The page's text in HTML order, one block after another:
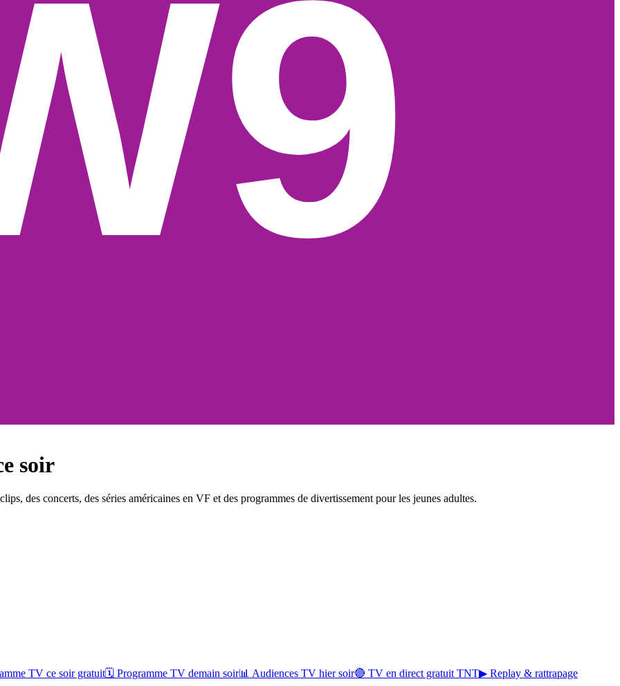
soir
des concerts, des séries américaines en VF et des programmes de divertissement pour les jeunes adultes.
TV ce soir gratuit🗓 Programme TV demain soir📊 Audiences TV hier soir🔴 TV en direct gratuit TNT▶ Replay & rattrapage